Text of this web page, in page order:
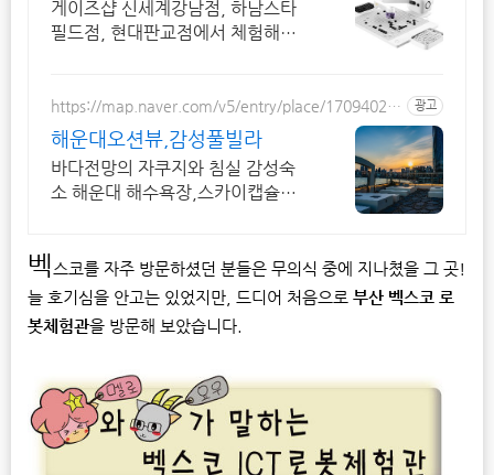
게이즈샵 신세계강남점, 하남스타
필드점, 현대판교점에서 체험해보
https://map.naver.com/v5/entry/place/17094025
광고
해운대오션뷰,감성풀빌라
바다전망의 자쿠지와 침실 감성숙
소 해운대 해수욕장,스카이캡슐열
벡스코를 자주 방문하셨던 분들은 무의식 중에 지나쳤을 그 곳!
늘 호기심을 안고는 있었지만, 드디어 처음으로 부산 벡스코 로
봇체험관을 방문해 보았습니다.